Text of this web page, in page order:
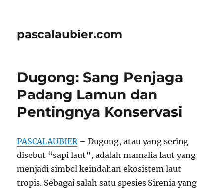
pascalaubier.com
Dugong: Sang Penjaga
Padang Lamun dan
Pentingnya Konservasi
PASCALAUBIER– Dugong, atau yang sering
disebut “sapi laut”, adalah mamalia laut yang
menjadi simbol keindahan ekosistem laut
tropis. Sebagai salah satu spesies Sirenia yang